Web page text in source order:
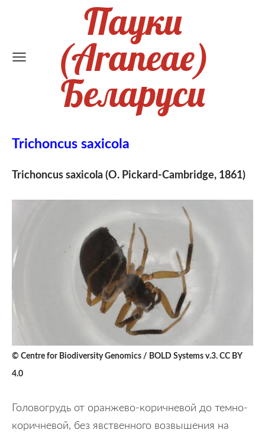
Пауки
(Araneae)
Беларуси
Trichoncus saxicola
Trichoncus saxicola (O. Pickard-Cambridge, 1861)
© Centre for Biodiversity Genomics / BOLD Systems v.3. CC BY
4.0
Головогрудь от оранжево-коричневой до темно-
коричневой, без явственного возвышения на